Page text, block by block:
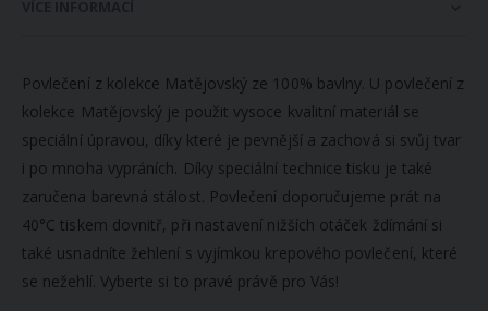
Povlečení z kolekce Matějovský ze 100% bavlny. U povlečení z
kolekce Matějovský je použit vysoce kvalitní materiál se
speciální úpravou, díky které je pevnější a zachová si svůj tvar
i po mnoha vypráních. Díky speciální technice tisku je také
zaručena barevná stálost. Povlečení doporučujeme prát na
40°C tiskem dovnitř, při nastavení nižších otáček ždímání si
také usnadníte žehlení s vyjímkou krepového povlečení, které
se nežehlí. Vyberte si to pravé právě pro Vás!